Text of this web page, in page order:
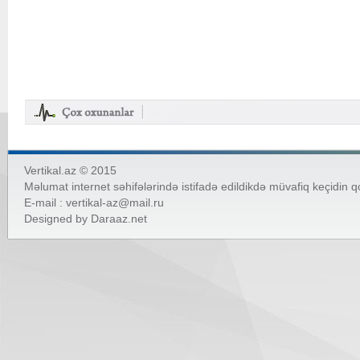
Vertikal.az © 2015
Məlumat internet səhifələrində istifadə edildikdə müvafiq keçidin
E-mail : vertikal-az@mail.ru
Designed by Daraaz.net